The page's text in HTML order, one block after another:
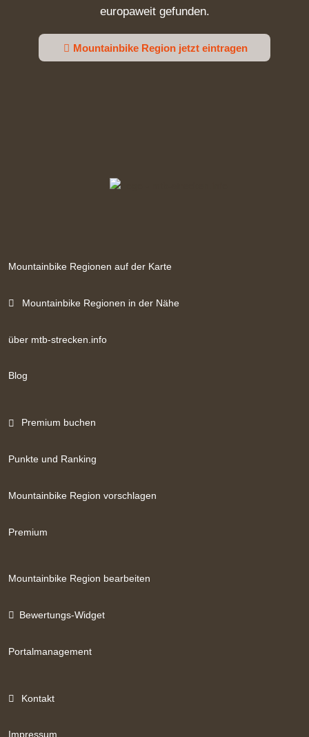
europaweit gefunden.
Mountainbike Region jetzt eintragen
Mountainbike Regionen auf der Karte
Mountainbike Regionen in der Nähe
über mtb-strecken.info
Blog
Premium buchen
Punkte und Ranking
Mountainbike Region vorschlagen
Premium
Mountainbike Region bearbeiten
Bewertungs-Widget
Portalmanagement
Kontakt
Impressum